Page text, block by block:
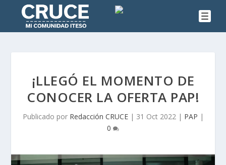
¡LLEGÓ EL MOMENTO DE
CONOCER LA OFERTA PAP!
Publicado por Redacción CRUCE| 31 Oct 2022| PAP |
0